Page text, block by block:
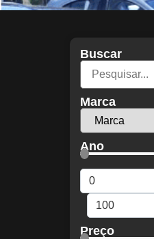
Buscar
Marca
Ano
Preço